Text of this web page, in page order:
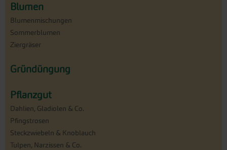
Blumen
Blumenmischungen
Sommerblumen
Ziergräser
Gründüngung
Pflanzgut
Dahlien, Gladiolen & Co.
Pfingstrosen
Steckzwiebeln & Knoblauch
Tulpen, Narzissen & Co.